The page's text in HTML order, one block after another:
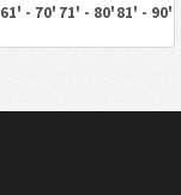
61' - 70' 71' - 80'81' - 90'